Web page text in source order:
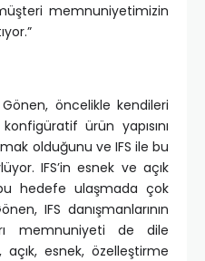
memnuniyetimizin
öncelikle kendileri
ürün yapısını
olduğunu ve IFS ile bu
IFS’in esnek ve açık
hedefe ulaşmada çok
IFS danışmanlarının
memnuniyeti de dile
açık, esnek, özelleştirme